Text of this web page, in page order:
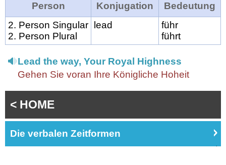
Person Konjugation
Bedeutung
2. Person Singular
2. Person Plural
lead
führ
führt
Lead the way, Your Royal Highness
Gehen Sie voran Ihre Königliche Hoheit
< HOME
Die verbalen Zeitformen